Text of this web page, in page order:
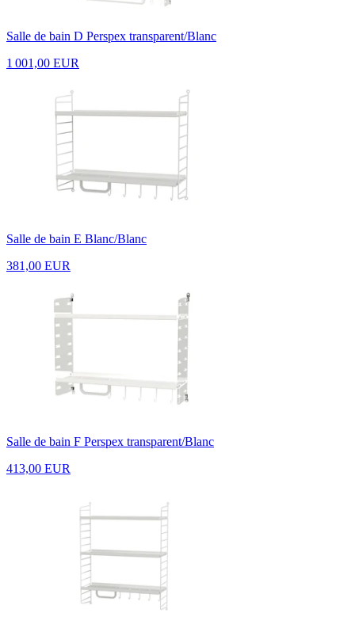
Salle de bain D Perspex transparent/Blanc
1 001,00 EUR
Salle de bain E Blanc/Blanc
381,00 EUR
Salle de bain F Perspex transparent/Blanc
413,00 EUR